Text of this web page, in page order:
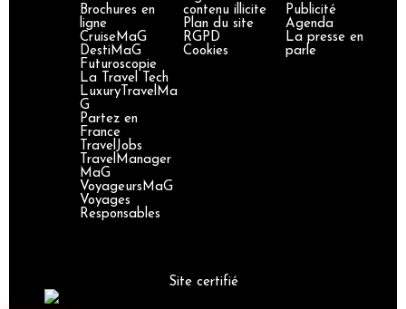
Brochures en
ligne
CruiseMaG
DestiMaG
Futuroscopie
La Travel Tech
LuxuryTravelMa
G
Partez en
France
TravelJobs
TravelManager
MaG
VoyageursMaG
Voyages
Responsables
contenu illicite
Plan du site
RGPD
Cookies
Publicité
Agenda
La presse en
parle
Site certifié